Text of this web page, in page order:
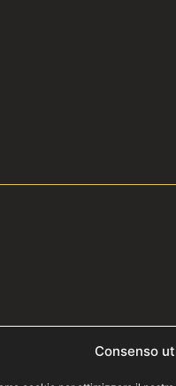
Consenso
IMA, SOLV/2026/55